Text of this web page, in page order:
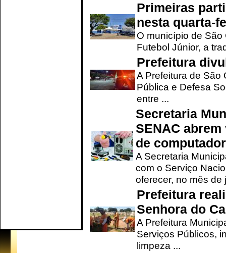
Primeiras
nesta quarta-
O município de
Futebol Júnior, a
Prefeitura
A Prefeitura de São
Pública e Defesa
entre ...
Secretaria
SENAC
de
A Secretaria
com o Serviço
oferecer, no mês de
Prefeitura
Senhora do
A Prefeitura
Serviços Públicos,
limpeza ...